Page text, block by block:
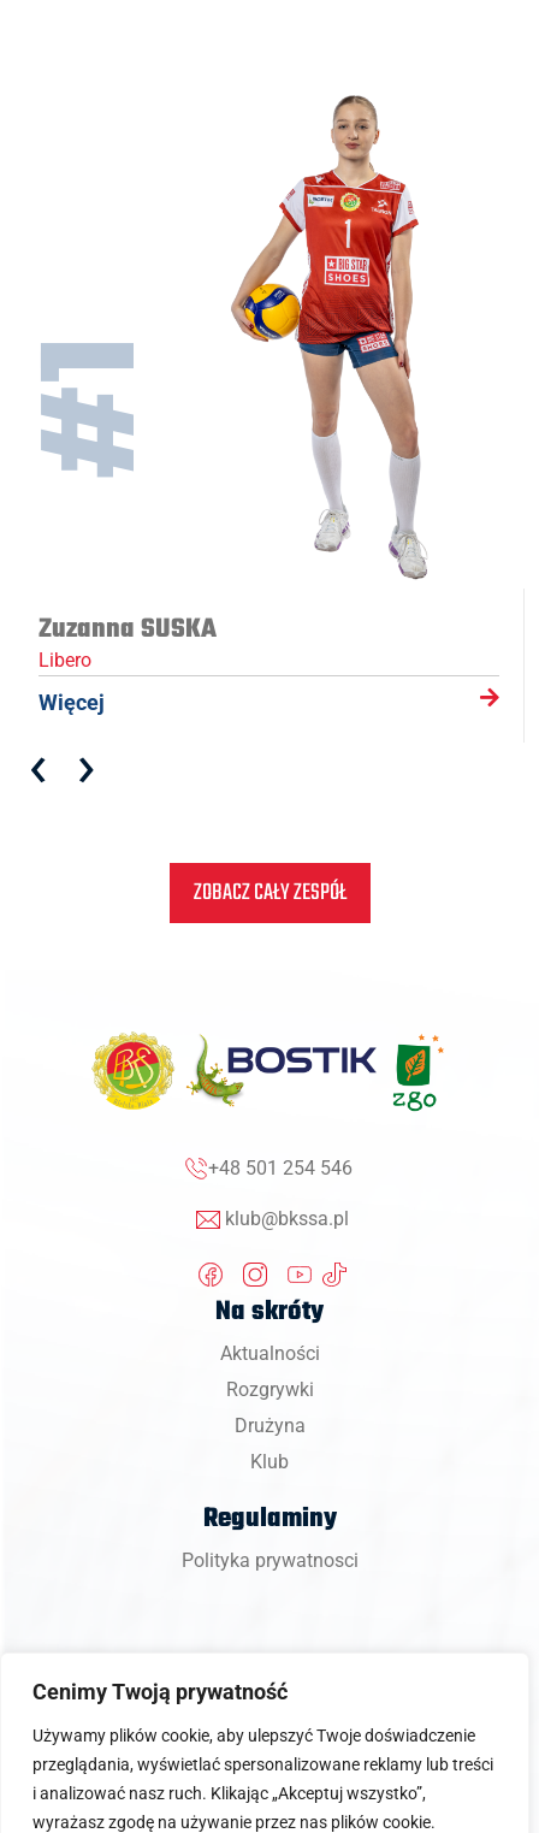
Cenimy Twoją prywatność
Używamy plików cookie, aby ulepszyć Twoje doświadczenie
przeglądania, wyświetlać spersonalizowane reklamy lub treści
i analizować nasz ruch. Klikając „Akceptuj wszystko”,
wyrażasz zgodę na używanie przez nas plików cookie.
Zuzanna SUSKA
Libero
Więcej
‹ ›
ZOBACZ CAŁY ZESPÓŁ
+48 501 254 546
klub@bkssa.pl
Na skróty
Aktualności
Rozgrywki
Drużyna
Klub
Regulaminy
Polityka prywatnosci
Copyright 2024 © BKS Bostik ZGO Bielsko-Biała.